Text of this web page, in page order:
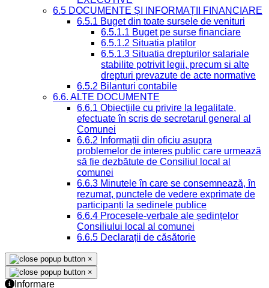
6.5 DOCUMENTE ȘI INFORMAȚII FINANCIARE
6.5.1 Buget din toate sursele de venituri
6.5.1.1 Buget pe surse financiare
6.5.1.2 Situatia platilor
6.5.1.3 Situatia drepturilor salariale
stabilite potrivit legii, precum si alte
drepturi prevazute de acte normative
6.5.2 Bilanturi contabile
6.6. ALTE DOCUMENTE
6.6.1 Obiecțiile cu privire la legalitate,
efectuate în scris de secretarul general al
Comunei
6.6.2 Informații din oficiu asupra
problemelor de interes public care urmează
să fie dezbătute de Consiliul local al
comunei
6.6.3 Minutele în care se consemnează, în
rezumat, punctele de vedere exprimate de
participanți la ședinele publice
6.6.4 Procesele-verbale ale ședințelor
Consiliului local al comunei
6.6.5 Declarații de căsătorie
×
×
Informare